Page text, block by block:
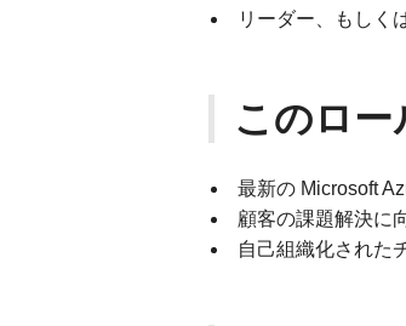
リーダー、もしく
このロ
最新の Microsoft
顧客の課題解決に
自己組織化された